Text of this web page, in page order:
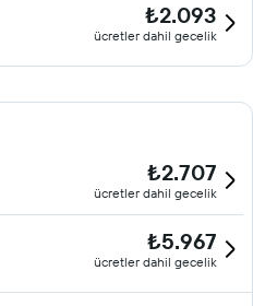
₺2.093
ücretler dahil gecelik
₺2.707
ücretler dahil gecelik
₺5.967
ücretler dahil gecelik